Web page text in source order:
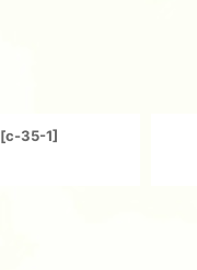
[c-35-1]